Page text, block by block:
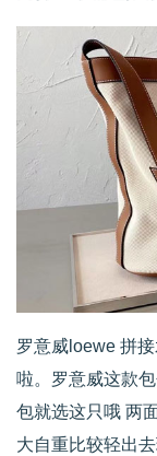
罗意威loewe 拼
啦。罗意威这款
包就选这只哦 两
大自重比较轻出